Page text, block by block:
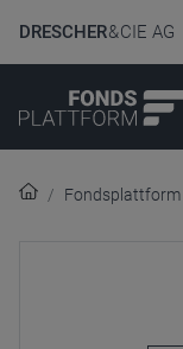
DRESCHER& CIE AG
Fondsplattform